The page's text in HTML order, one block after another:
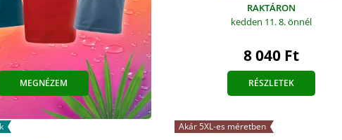
MEGNÉZEM
RAKTÁRON
kedden 11. 8.önnél
8 040 Ft
RÉSZLETEK
Akár 5XL-es méretben